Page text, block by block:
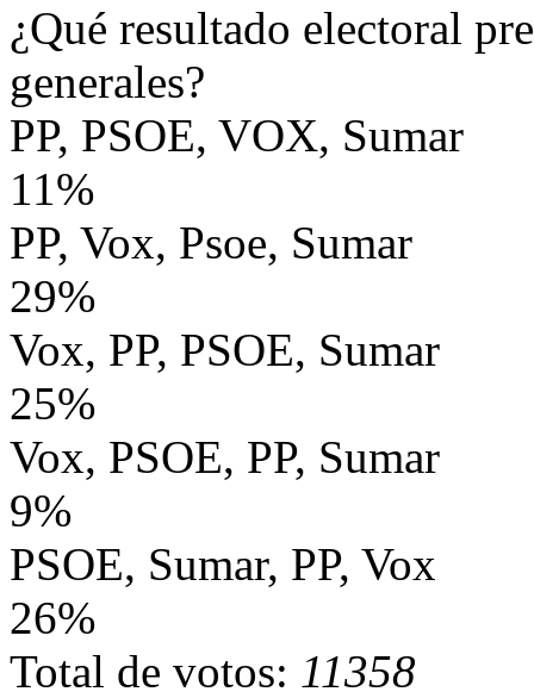
¿Qué resultado electoral
generales?
PP, PSOE, VOX, Sumar
11%
PP, Vox, Psoe, Sumar
29%
Vox, PP, PSOE, Sumar
25%
Vox, PSOE, PP, Sumar
9%
PSOE, Sumar, PP, Vox
26%
Total de votos: 11358